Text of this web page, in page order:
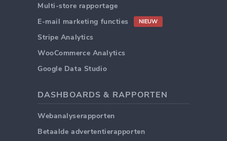
Multi-store rapportage
E-mail marketing functies
NIEUW
Stripe Analytics
WooCommerce Analytics
Google Data Studio
DASHBOARDS & RAPPORTEN
Webanalyserapporten
Betaalde advertentierapporten